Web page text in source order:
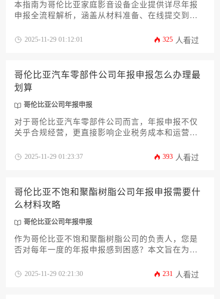
本指南为哥伦比亚家庭影音设备企业提供详尽年报
申报全流程解析，涵盖从材料准备、在线提交到费
及税务条例最新修订，重点解析行业特殊申报要求
2025-11-29 01:12:01 325 人看过
哥伦比亚汽车零部件公司年报申报怎么办理最
划算
哥伦比亚公司年报申报
对于哥伦比亚汽车零部件公司而言，年报申报不仅
关乎合规经营，更直接影响企业税务成本和运营效
个核心维度，系统阐述如何通过合理规划申报策
司年报申报时显著降低综合成本。
2025-11-29 01:23:37 393 人看过
哥伦比亚不饱和聚酯树脂公司年报申报需要什
么材料攻略
哥伦比亚公司年报申报
作为哥伦比亚不饱和聚酯树脂公司的负责人，您是
否对每年一度的年报申报感到困惑？本文旨在为您
梳理哥伦比亚公司年报申报所需的核心文件清单，
2025-11-29 02:21:30 231 人看过